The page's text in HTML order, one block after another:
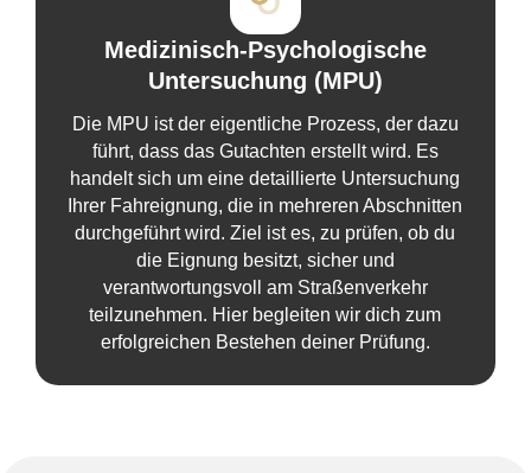
Medizinisch-Psychologische
Untersuchung (MPU)
Die MPU ist der eigentliche Prozess, der dazu
führt, dass das Gutachten erstellt wird. Es
handelt sich um eine detaillierte Untersuchung
Ihrer Fahreignung, die in mehreren Abschnitten
durchgeführt wird. Ziel ist es, zu prüfen, ob du
die Eignung besitzt, sicher und
verantwortungsvoll am Straßenverkehr
teilzunehmen. Hier begleiten wir dich zum
erfolgreichen Bestehen deiner Prüfung.